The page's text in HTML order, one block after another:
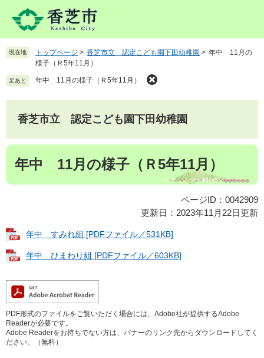
先を 現在地 トップページ > 香芝市立 認定こども園下田幼稚園 > 年中 11月の
様子（Ｒ5年11月）
足あと 年中 11月の様子（Ｒ5年11月）
香芝市立 認定こども園下田幼稚園
本
年中 11月の様子（Ｒ5年11月）
ページID：0042909
更新日：2023年11月22日更新
年中 すみれ組 [PDFファイル／531KB]
年中 ひまわり組 [PDFファイル／603KB]
PDF形式のファイルをご覧いただく場合には、Adobe社が提供するAdobe
Readerが必要です。
Adobe Readerをお持ちでない方は、バナーのリンク先からダウンロードしてく
ださい。（無料）